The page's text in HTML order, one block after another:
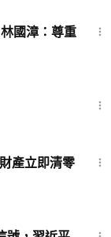
國漳：尊重
產立即清零